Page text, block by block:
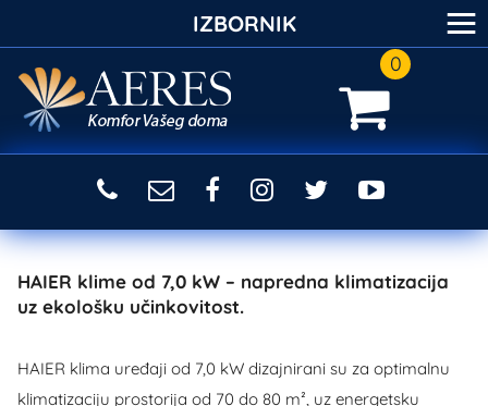
0
HAIER klime od 7,0 kW – napredna klimatizacija
uz ekološku učinkovitost.
HAIER klima uređaji od 7,0 kW dizajnirani su za optimalnu
klimatizaciju prostorija od 70 do 80 m², uz energetsku
IZBORNIK ≡